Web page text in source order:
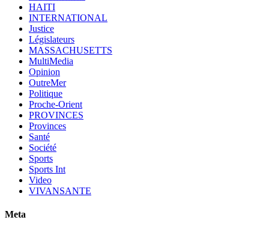
HAITI
INTERNATIONAL
Justice
Législateurs
MASSACHUSETTS
MultiMedia
Opinion
OutreMer
Politique
Proche-Orient
PROVINCES
Provinces
Santé
Société
Sports
Sports Int
Video
VIVANSANTE
Meta